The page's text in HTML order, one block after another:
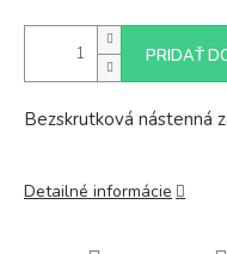
PRIDAŤ
Bezskrutková nástenná
Detailné informácie